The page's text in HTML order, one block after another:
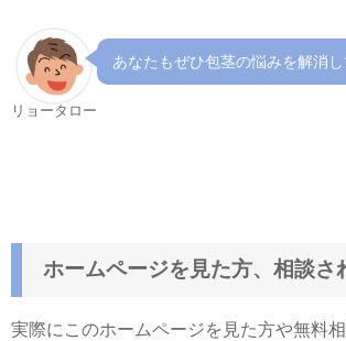
リョータロー
あなたもぜひ包茎の悩みを解消し
ホームページを見た方、相談さ
実際にこのホームページを見た方や無料